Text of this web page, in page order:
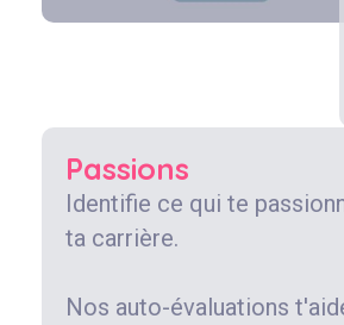
Passions
Identifie ce qui te
ta carrière.
Nos auto-évaluations